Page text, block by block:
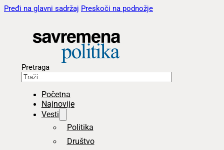
Pređi na glavni sadržaj Preskoči na podnožje
Pretraga
Početna
Najnovije
Vesti
Politika
Društvo